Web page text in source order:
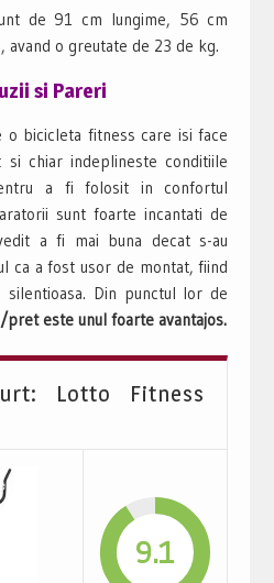
de 91 cm lungime, 56 cm
avand o greutate de 23 de kg.
si Pareri
o bicicleta fitness care isi face
chiar indeplineste conditiile
a fi folosit in confortul
sunt foarte incantati de
a fi mai buna decat s-au
ca a fost usor de montat, fiind
Din punctul lor de
este unul foarte avantajos.
Lotto Fitness
9.1